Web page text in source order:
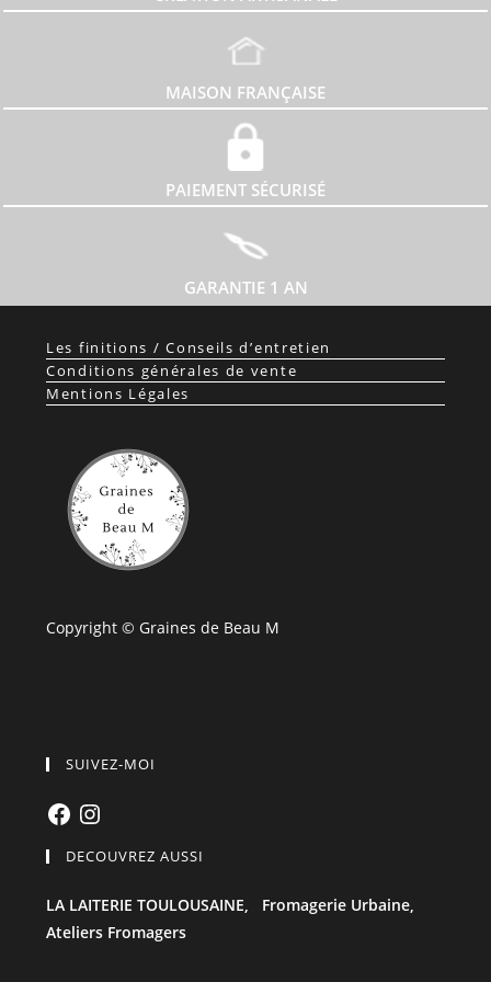
MAISON FRANÇAISE
PAIEMENT SÉCURISÉ
GARANTIE 1 AN
Les finitions / Conseils d’entretien
Conditions générales de vente
Mentions Légales
Copyright © Graines de Beau M
SUIVEZ-MOI
FacebookInstagram
DECOUVREZ AUSSI
LA LAITERIE TOULOUSAINE, Fromagerie Urbaine,
Ateliers Fromagers